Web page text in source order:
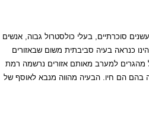
סוכרתיים, בעלי כולסטרול גבוה, אנשים
כנראה בעיה סביבתית משום שבאזורים
מהגרים למערב מאותם אזורים נרשמה רמת
בהם הם חיו. הבעיה מהווה מנבא לאוסף של